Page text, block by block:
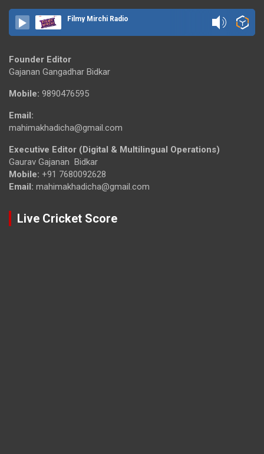
Filmy Mirchi Radio
Founder Editor
Gajanan Gangadhar Bidkar
Mobile: 9890476595
Email:
mahimakhadicha@gmail.com
Executive Editor (Digital & Multilingual Operations)
Gaurav Gajanan Bidkar
Mobile: +91 7680092628
Email: mahimakhadicha@gmail.com
Live Cricket Score